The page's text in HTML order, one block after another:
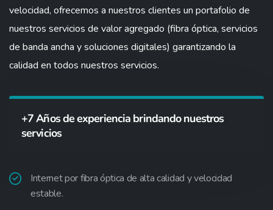
velocidad, ofrecemos a nuestros clientes un portafolio de
nuestros servicios de valor agregado (fibra óptica, servicios
de banda ancha y soluciones digitales) garantizando la
calidad en todos nuestros servicios.
+7 Años de experiencia brindando nuestros
servicios
Internet por fibra óptica de alta calidad y velocidad
estable.